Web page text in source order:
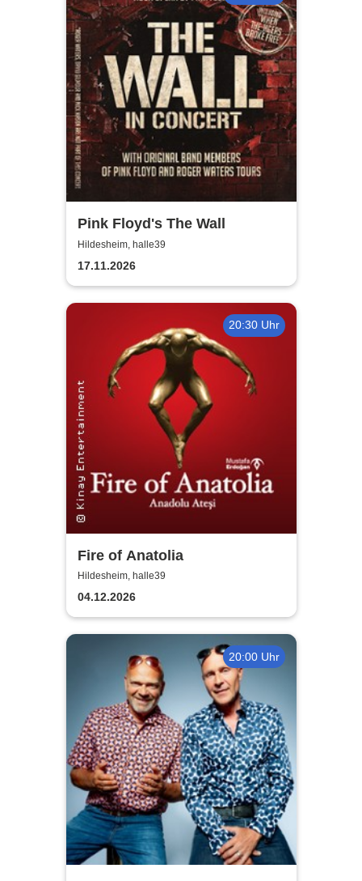
Pink Floyd's The Wall
Hildesheim, halle39
17.11.2026
20:30 Uhr
Fire of Anatolia
Hildesheim, halle39
04.12.2026
20:00 Uhr